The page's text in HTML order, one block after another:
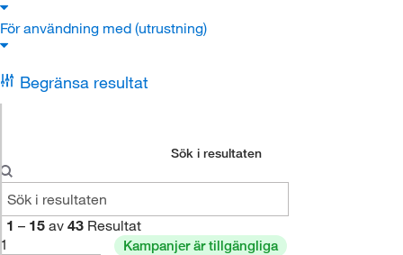
För användning med (utrustning)
Begränsa resultat
Sök i resultaten
1 – 15 av 43 Resultat
1
Kampanjer är tillgängliga